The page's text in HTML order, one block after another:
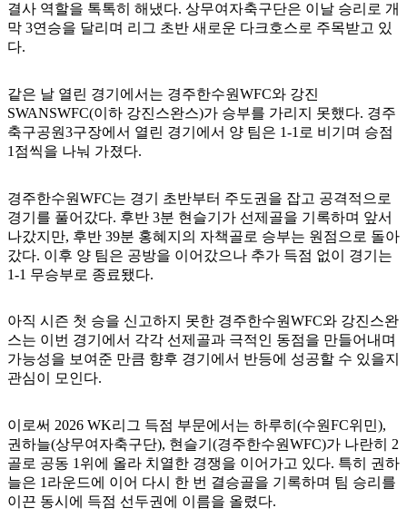
결사 역할을 톡톡히 해냈다. 상무여자축구단은 이날 승리로 개
막 3연승을 달리며 리그 초반 새로운 다크호스로 주목받고 있
다.
같은 날 열린 경기에서는 경주한수원WFC와 강진
SWANSWFC(이하 강진스완스)가 승부를 가리지 못했다. 경주
축구공원3구장에서 열린 경기에서 양 팀은 1-1로 비기며 승점
1점씩을 나눠 가졌다.
경주한수원WFC는 경기 초반부터 주도권을 잡고 공격적으로
경기를 풀어갔다. 후반 3분 현슬기가 선제골을 기록하며 앞서
나갔지만, 후반 39분 홍혜지의 자책골로 승부는 원점으로 돌아
갔다. 이후 양 팀은 공방을 이어갔으나 추가 득점 없이 경기는
1-1 무승부로 종료됐다.
아직 시즌 첫 승을 신고하지 못한 경주한수원WFC와 강진스완
스는 이번 경기에서 각각 선제골과 극적인 동점을 만들어내며
가능성을 보여준 만큼 향후 경기에서 반등에 성공할 수 있을지
관심이 모인다.
이로써 2026 WK리그 득점 부문에서는 하루히(수원FC위민),
권하늘(상무여자축구단), 현슬기(경주한수원WFC)가 나란히 2
골로 공동 1위에 올라 치열한 경쟁을 이어가고 있다. 특히 권하
늘은 1라운드에 이어 다시 한 번 결승골을 기록하며 팀 승리를
이끈 동시에 득점 선두권에 이름을 올렸다.